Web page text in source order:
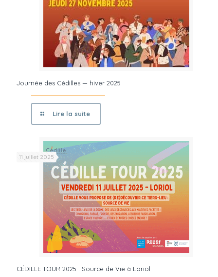
Journée des Cédilles — hiver 2025
Lire la suite
11 juillet 2025
CÉDILLE TOUR 2025 : Source de Vie à Loriol